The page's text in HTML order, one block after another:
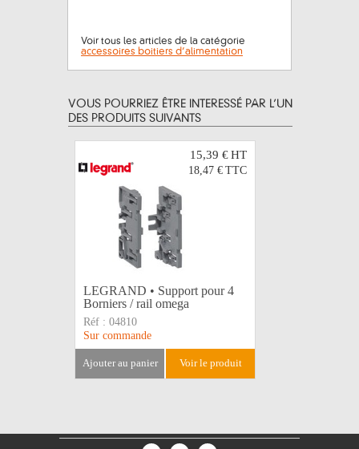
Voir tous les articles de la catégorie
accessoires boitiers d’alimentation
VOUS POURRIEZ ÊTRE INTERESSÉ PAR L’UN
DES PRODUITS SUIVANTS
15,39 €HT
18,47 € TTC
LEGRAND • Support pour 4
Borniers / rail omega
Réf : 04810
Sur commande
ajouter au panier voir le produit